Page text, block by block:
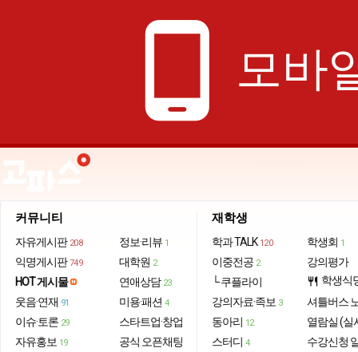
phone_android 모바
커뮤니티
자유게시판 208
익명게시판 749
HOT 게시물
웃음·연재 91
이슈·토론 29
자유홍보 19
정보·리뷰 1
대학원 2
연애상담 23
미용·패션 4
스타트업·창업
공식 오픈채팅
재학생
학과 TALK 120
이중전공 2
└ 쿠플라이
강의자료·족보 3
동아리 12
스터디 4
학생회 1
강의평가
restaurant 학생식
셔틀버스
열람실 (실
수강신청